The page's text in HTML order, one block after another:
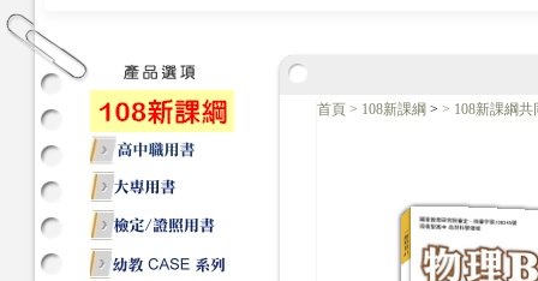
首頁 > 108新課綱 > > 108新課綱